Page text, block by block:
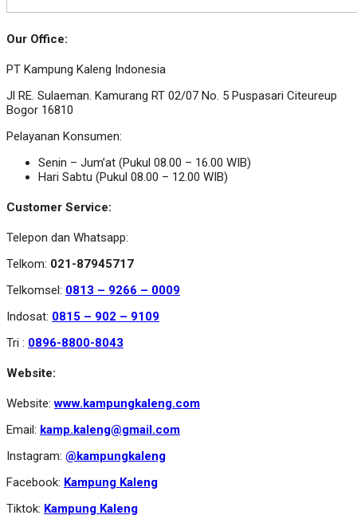
Our Office:
PT Kampung Kaleng Indonesia
Jl RE. Sulaeman. Kamurang RT 02/07 No. 5 Puspasari Citeureup
Bogor 16810
Pelayanan Konsumen:
Senin – Jum’at (Pukul 08.00 – 16.00 WIB)
Hari Sabtu (Pukul 08.00 – 12.00 WIB)
Customer Service:
Telepon dan Whatsapp:
Telkom: 021-87945717
Telkomsel: 0813 – 9266 – 0009
Indosat: 0815 – 902 – 9109
Tri : 0896-8800-8043
Website:
Website:www.kampungkaleng.com
Email: kamp.kaleng@gmail.com
Instagram: @kampungkaleng
Facebook: Kampung Kaleng
Tiktok: Kampung Kaleng